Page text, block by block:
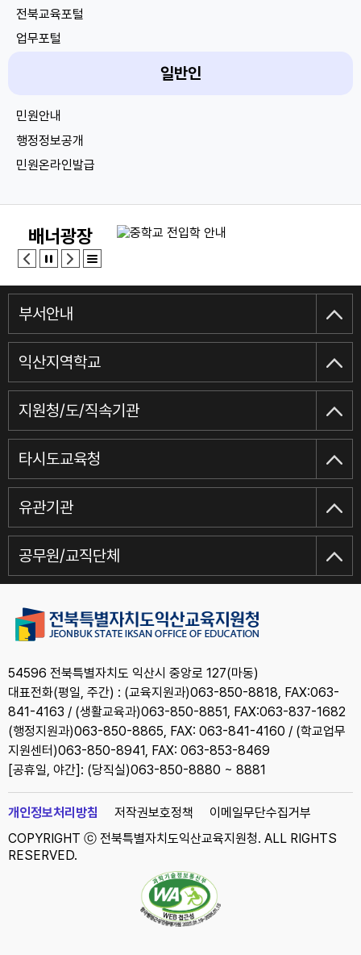
전북e학습터
전북교육기부
전북교육포털
업무포털
전북법무행정
전자서명인증센터
교사학습공동체
일반인
민원안내
행정정보공개
민원온라인발급
유치원알리미
기간제교사인력풀
학교알리미
스승찾기
교육환경보호구역
배너광장
부서안내
익산지역학교
지원청/도/직속기관
타시도교육청
유관기관
공무원/교직단체
54596 전북특별자치도 익산시 중앙로 127(마동)
대표전화(평일, 주간) : (교육지원과)063-850-8818, FAX:063-
841-4163 / (생활교육과)063-850-8851, FAX:063-837-1682
(행정지원과)063-850-8865, FAX: 063-841-4160 / (학교업무
지원센터)063-850-8941, FAX: 063-853-8469
[공휴일, 야간]: (당직실)063-850-8880 ~ 8881
개인정보처리방침 저작권보호정책
이메일무단수집거부
COPYRIGHT ⓒ 전북특별자치도익산교육지원청. ALL RIGHTS
RESERVED.